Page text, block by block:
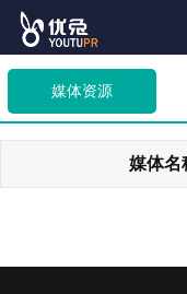
媒体资源
媒体名